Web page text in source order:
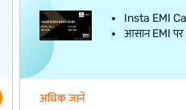
Insta EMI
आसान EMI पर
अधिक जानें